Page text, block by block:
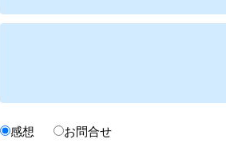
感想 お問合せ